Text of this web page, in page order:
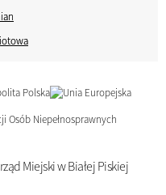
Miejski w Białej Piskiej